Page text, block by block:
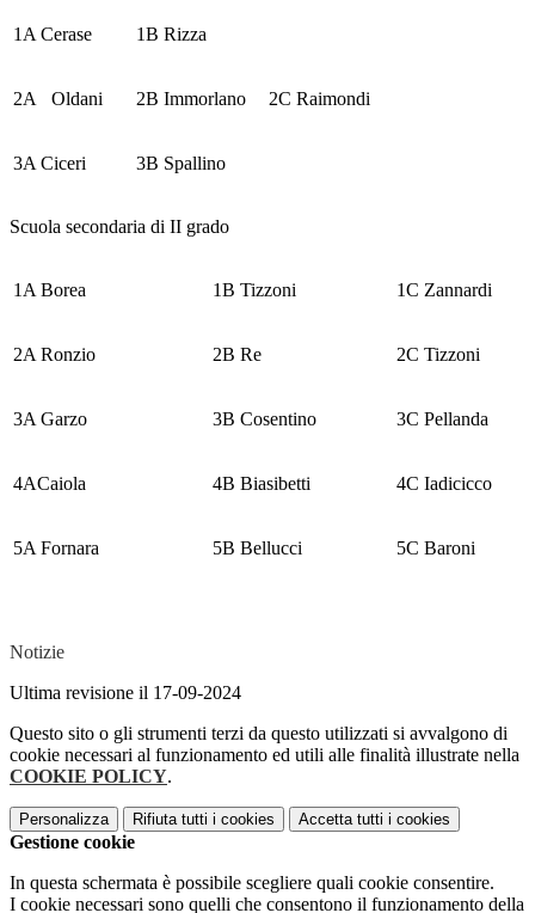
1A Cerase 1B Rizza
2A Oldani 2B Immorlano 2C Raimondi
3A Ciceri 3B Spallino
Scuola secondaria di II grado
1A Borea 1B Tizzoni 1C Zannardi
2A Ronzio 2B Re 2C Tizzoni
3A Garzo 3B Cosentino 3C Pellanda
4ACaiola 4B Biasibetti 4C Iadicicco
5A Fornara 5B Bellucci 5C Baroni
Notizie
Ultima revisione il 17-09-2024
Questo sito o gli strumenti terzi da questo utilizzati si avvalgono di
cookie necessari al funzionamento ed utili alle finalità illustrate nella
COOKIE POLICY.
Personalizza Rifiuta tutti i cookies Accetta tutti i cookies
Gestione cookie
In questa schermata è possibile scegliere quali cookie consentire.
I cookie necessari sono quelli che consentono il funzionamento della